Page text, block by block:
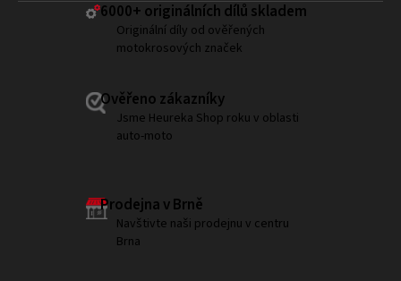
6000+ ​originálních dílů skladem
Originální díly od ověřených
motokrosových značek
Ověřeno zákazníky
Jsme Heureka Shop roku v oblasti
auto-moto
Prodejna v Brně
Navštivte naši prodejnu v centru
Brna